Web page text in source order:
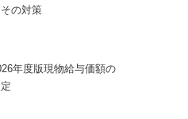
その対策
年度版現物給与価額の